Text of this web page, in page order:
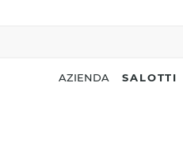
AZIENDA SALOTTI